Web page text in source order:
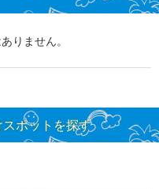
りません。
ポットを探す